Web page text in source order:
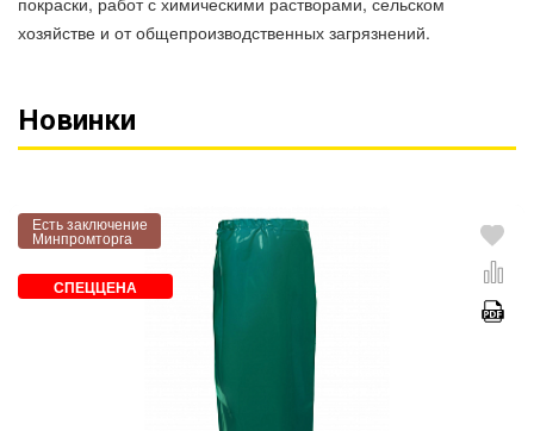
хозяйстве и от общепроизводственных загрязнений.
Новинки
Есть заключение
Минпромторга
СПЕЦЦЕНА